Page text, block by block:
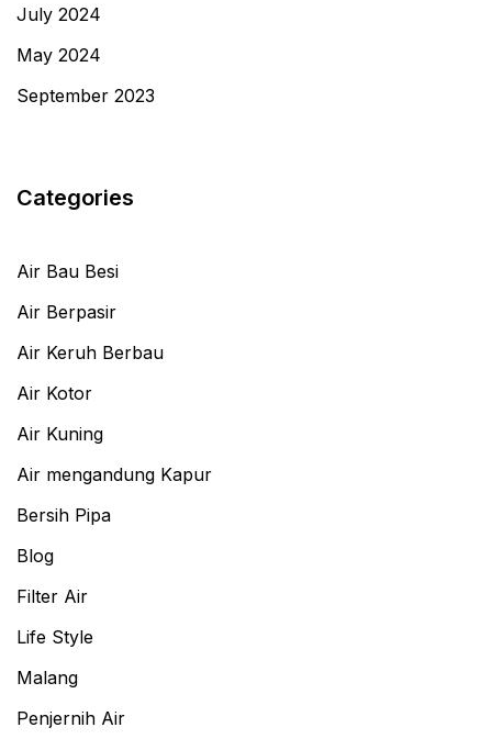
July 2024
May 2024
September 2023
Categories
Air Bau Besi
Air Berpasir
Air Keruh Berbau
Air Kotor
Air Kuning
Air mengandung Kapur
Bersih Pipa
Blog
Filter Air
Life Style
Malang
Penjernih Air